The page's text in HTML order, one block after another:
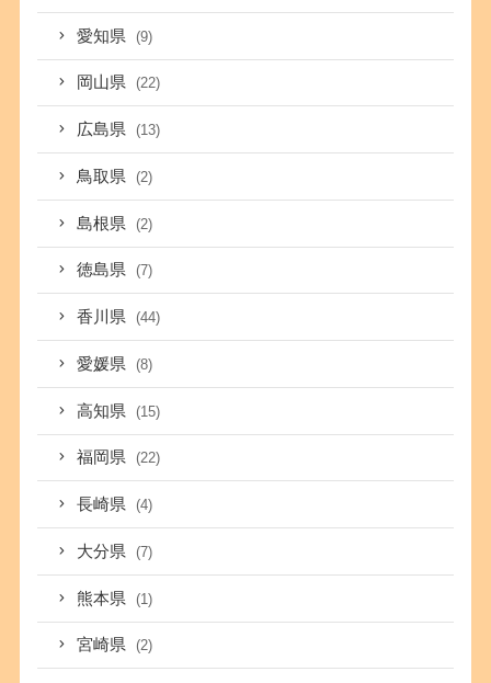
愛知県 (9)
岡山県 (22)
広島県 (13)
鳥取県 (2)
島根県 (2)
徳島県 (7)
香川県 (44)
愛媛県 (8)
高知県 (15)
福岡県 (22)
長崎県 (4)
大分県 (7)
熊本県 (1)
宮崎県 (2)